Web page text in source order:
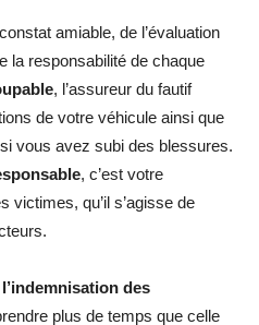
amiable, de l’évaluation
la responsabilité de chaque
, l’assureur du fautif
de votre véhicule ainsi que
vous avez subi des blessures.
, c’est votre
victimes, qu’il s’agisse de
l’indemnisation des
plus de temps que celle